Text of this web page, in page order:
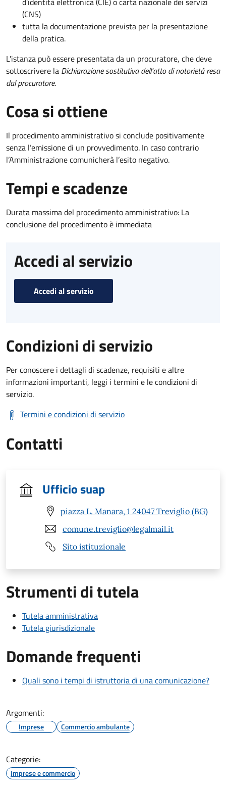
(CNS)
tutta la documentazione prevista per la presentazione
della pratica.
L'istanza può essere presentata da un procuratore, che deve
sottoscrivere la Dichiarazione sostitutiva dell'atto di notorietà resa
dal procuratore.
Cosa si ottiene
Il procedimento amministrativo si conclude positivamente
senza l’emissione di un provvedimento. In caso contrario
l’Amministrazione comunicherà l’esito negativo.
Tempi e scadenze
Durata massima del procedimento amministrativo: La
conclusione del procedimento è immediata
Accedi al servizio
Accedi al servizio
Condizioni di servizio
Per conoscere i dettagli di scadenze, requisiti e altre
informazioni importanti, leggi i termini e le condizioni di
servizio.
Termini e condizioni di servizio
Contatti
Ufficio suap
piazza L. Manara, 1 24047 Treviglio (BG)
comune.treviglio@legalmail.it
Sito istituzionale
Strumenti di tutela
Tutela amministrativa
Tutela giurisdizionale
Domande frequenti
Quali sono i tempi di istruttoria di una comunicazione?
Argomenti:
Imprese Commercio ambulante
Categorie:
Imprese e commercio